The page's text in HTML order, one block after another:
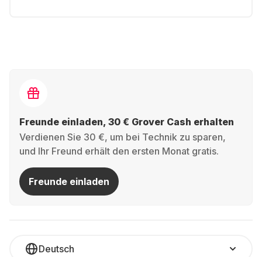
Freunde einladen, 30 € Grover Cash erhalten
Verdienen Sie 30 €, um bei Technik zu sparen,
und Ihr Freund erhält den ersten Monat gratis.
Freunde einladen
Deutsch